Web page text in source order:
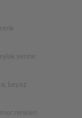
yerine
beyaz
mor renkleri